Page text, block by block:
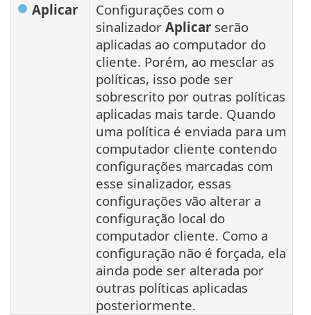
Aplicar
Configurações com o
sinalizador Aplicar serão
aplicadas ao computador do
cliente. Porém, ao mesclar as
políticas, isso pode ser
sobrescrito por outras políticas
aplicadas mais tarde. Quando
uma política é enviada para um
computador cliente contendo
configurações marcadas com
esse sinalizador, essas
configurações vão alterar a
configuração local do
computador cliente. Como a
configuração não é forçada, ela
ainda pode ser alterada por
outras políticas aplicadas
posteriormente.